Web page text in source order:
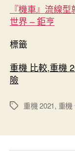
『機車』流線
世界 – 鉅亨
標籤
重機 比較,重機
險
標
重機 2021, 重機